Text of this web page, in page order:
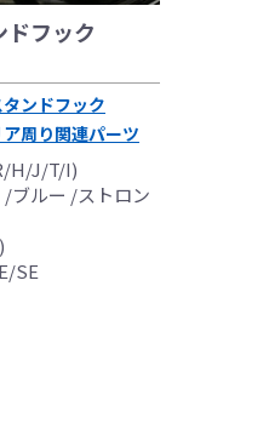
ドフック
タンドフック
ア周り関連パーツ
H/J/T/I)
ブルー /ストロン
SE